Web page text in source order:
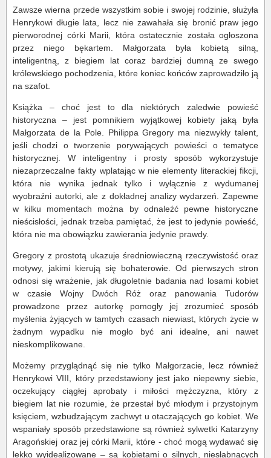
Zawsze wierna przede wszystkim sobie i swojej rodzinie, służyła
Henrykowi długie lata, lecz nie zawahała się bronić praw jego
pierworodnej córki Marii, która ostatecznie została ogłoszona
przez niego bękartem. Małgorzata była kobietą silną,
inteligentną, z biegiem lat coraz bardziej dumną ze swego
królewskiego pochodzenia, które koniec końców zaprowadziło ją
na szafot.
Książka – choć jest to dla niektórych zaledwie powieść
historyczna – jest pomnikiem wyjątkowej kobiety jaką była
Małgorzata de la Pole. Philippa Gregory ma niezwykły talent,
jeśli chodzi o tworzenie porywających powieści o tematyce
historycznej. W inteligentny i prosty sposób wykorzystuje
niezaprzeczalne fakty wplatając w nie elementy literackiej fikcji,
która nie wynika jednak tylko i wyłącznie z wydumanej
wyobraźni autorki, ale z dokładnej analizy wydarzeń. Zapewne
w kilku momentach można by odnaleźć pewne historyczne
nieścisłości, jednak trzeba pamiętać, że jest to jedynie powieść,
która nie ma obowiązku zawierania jedynie prawdy.
Gregory z prostotą ukazuje średniowieczną rzeczywistość oraz
motywy, jakimi kierują się bohaterowie. Od pierwszych stron
odnosi się wrażenie, jak długoletnie badania nad losami kobiet
w czasie Wojny Dwóch Róż oraz panowania Tudorów
prowadzone przez autorkę pomogły jej zrozumieć sposób
myślenia żyjących w tamtych czasach niewiast, których życie w
żadnym wypadku nie mogło być ani idealne, ani nawet
nieskomplikowane.
Możemy przyglądnąć się nie tylko Małgorzacie, lecz również
Henrykowi VIII, który przedstawiony jest jako niepewny siebie,
oczekujący ciągłej aprobaty i miłości mężczyzna, który z
biegiem lat nie rozumie, że przestał być młodym i przystojnym
księciem, wzbudzającym zachwyt u otaczających go kobiet. We
wspaniały sposób przedstawione są również sylwetki Katarzyny
Aragońskiej oraz jej córki Marii, które - choć mogą wydawać się
lekko wyidealizowane – są kobietami o silnych, niesłabnących